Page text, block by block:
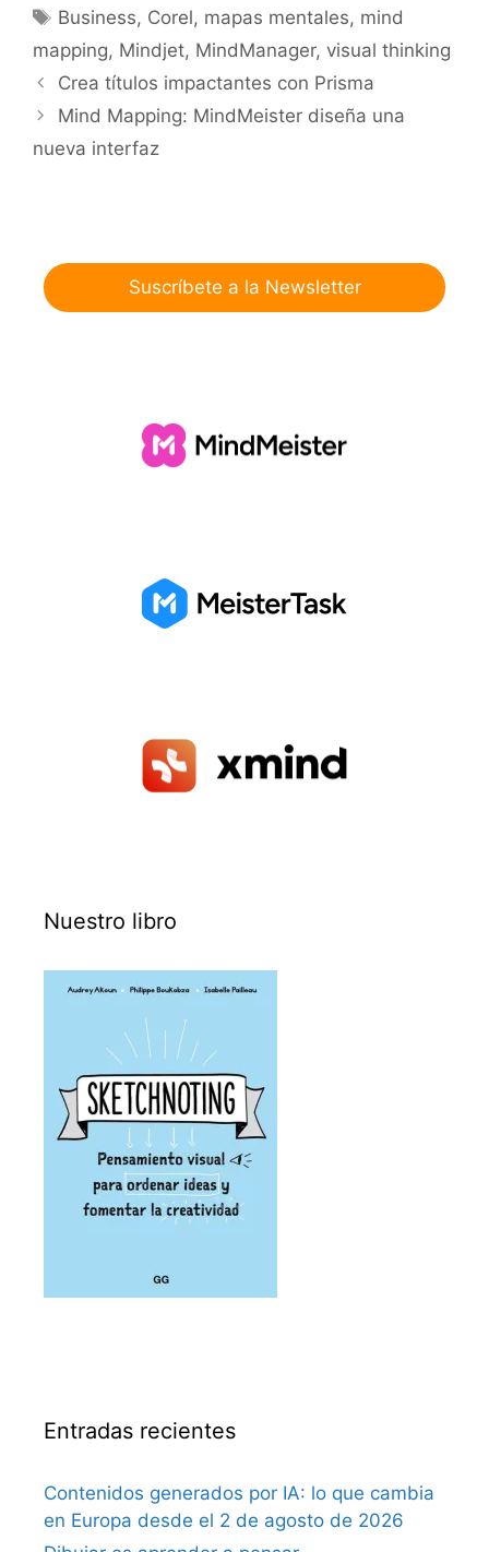
Etiquetas
Business, Corel, mapas mentales, mind
mapping, Mindjet, MindManager, visual thinking
Crea títulos impactantes con Prisma
Mind Mapping: MindMeister diseña una
nueva interfaz
Suscríbete a la Newsletter
Nuestro libro
Entradas recientes
Contenidos generados por IA: lo que cambia
en Europa desde el 2 de agosto de 2026